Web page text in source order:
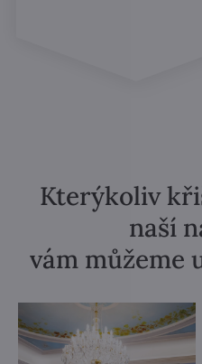
Kterýkoliv
naší
vám můžeme